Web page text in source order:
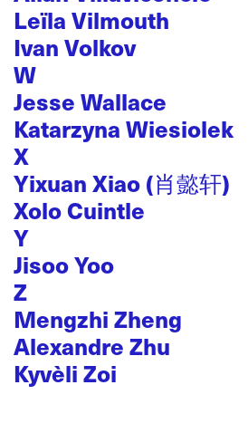
Leïla Vilmouth
Ivan Volkov
W
Jesse Wallace
Katarzyna Wiesiolek
X
Yixuan Xiao (肖懿轩)
Xolo Cuintle
Y
Jisoo Yoo
Z
Mengzhi Zheng
Alexandre Zhu
Kyvèli Zoi